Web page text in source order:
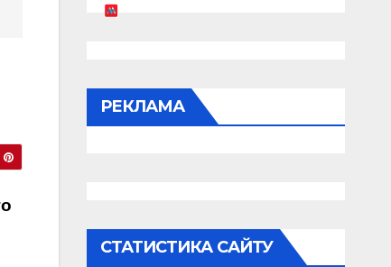
РЕКЛАМА
СТАТИСТИКА САЙТУ